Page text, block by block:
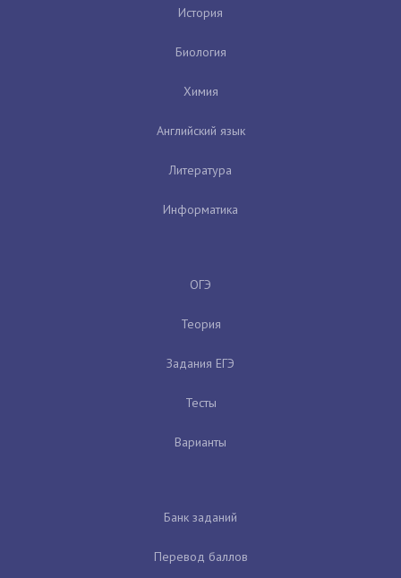
История
Биология
Химия
Английский язык
Литература
Информатика
ОГЭ
Теория
Задания ЕГЭ
Тесты
Варианты
Банк заданий
Перевод баллов